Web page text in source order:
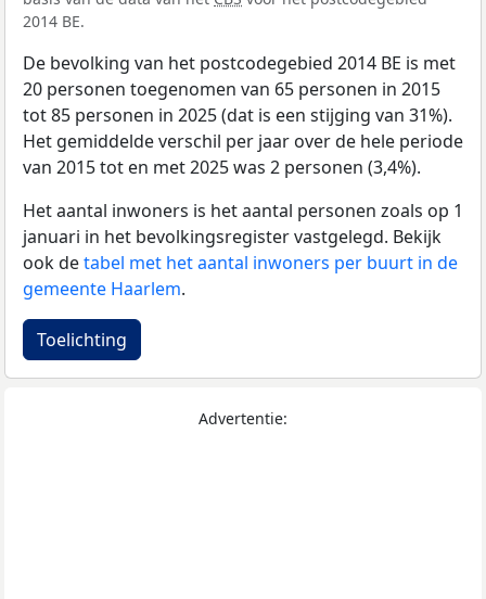
2014 BE.
De bevolking van het postcodegebied 2014 BE is met
20 personen toegenomen van 65 personen in 2015
tot 85 personen in 2025 (dat is een stijging van 31%).
Het gemiddelde verschil per jaar over de hele periode
van 2015 tot en met 2025 was 2 personen (3,4%).
Het aantal inwoners is het aantal personen zoals op 1
januari in het bevolkingsregister vastgelegd. Bekijk
ook detabel met het aantal inwoners per buurt in de
gemeente Haarlem.
Toelichting
Advertentie: